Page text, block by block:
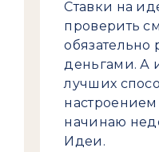
Ставки на
проверить
деньгами. А
лучших
начинаю
Идеи.